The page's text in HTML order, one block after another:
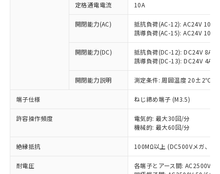
定格通電電流 10A
開閉能力(AC)
抵抗負荷(AC-12): AC24V 10A/
誘導負荷(AC-15): AC24V
開閉能力(DC)
抵抗負荷(DC-12): DC24V 8A/
誘導負荷(DC-13): DC24V 4A/
開閉能力説明 測定条件: 周囲温度 20±2℃、
端子仕様 ねじ締め端子 (M3.5)
許容操作頻度
電気的: 最大30回/分
機械的: 最大60回/分
絶縁抵抗 100MΩ以上 (DC500Vメガ、点
耐電圧
各端子とアース間: AC2500V
ご利用条件
以下の条件をお読みいただき、同意のうえ
本サービスは、当社制御機器事業取扱
商品の当社在庫状況および標準価格
(税抜)を提供させていただくもので
当社制御機器事業取扱商品の中には、
本サービスの対象外となる商品もある
ことをご了承ください。
対応済み：EU RoHS指令（10物質）の
非含有に対応した製品が提供可能な商品で
対応予定：EU RoHS指令（10物質）の非含
有に対応した製品に切り替える予定のある
対応予定なし：EU RoHS指令（10物質）の
非含有に非対応の商品で、対応品を出す予
調査・確認中：EU RoHS指令（10物質）の
非含有の対応状況を調査中または確認中の
商品です。
非該当品：ライセンス料など無形物で、有
害物質有無と関係のない商品です。
仕入先様の事情により、非含有部品として
いたものが、含有品と判明した場合などや
「○」：最大均質材料含有率が中国RoHSの
「×」：最大均質材料含有率が中国RoHSの
基準値を超えていることを示します。
当社は、これら貴社製品のうち、外国